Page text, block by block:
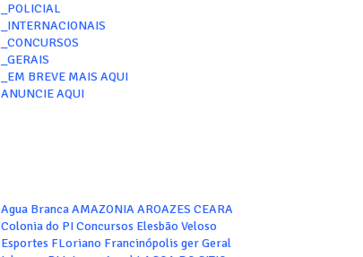
_POLICIAL
_INTERNACIONAIS
_CONCURSOS
_GERAIS
_EM BREVE MAIS AQUI
ANUNCIE AQUI
Agua Branca AMAZONIA AROAZES CEARA
Colonia do PI Concursos Elesbão Veloso
Esportes FLoriano Francinópolis ger Geral